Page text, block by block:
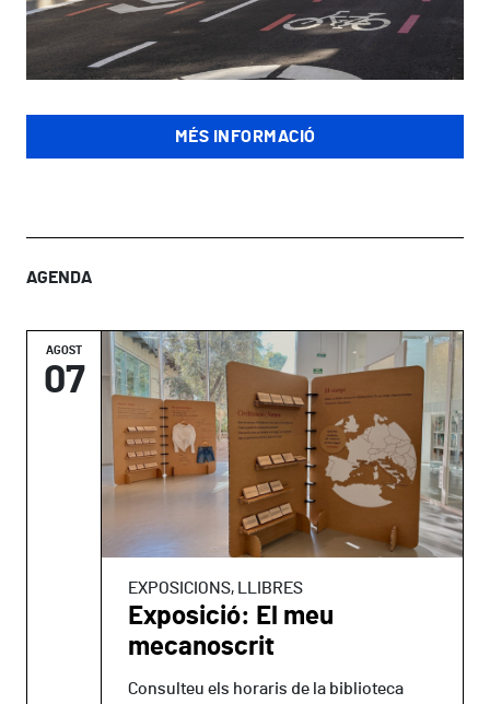
MÉS INFORMACIÓ
AGENDA
AGOST
07
EXPOSICIONS, LLIBRES
Exposició: El meu
mecanoscrit
Consulteu els horaris de la biblioteca